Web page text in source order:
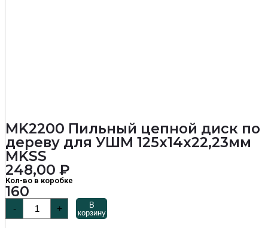
MK2200 Пильный цепной диск по
дереву для УШМ 125х14х22,23мм
MKSS
248,00 ₽
Кол-во в коробке
160
-
товара
MK2200
+
В
корзину